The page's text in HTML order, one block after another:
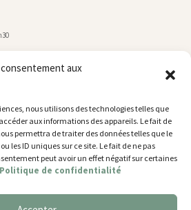
aux
nous utilisons des technologies telles que
aux informations des appareils. Le fait de
permettra de traiter des données telles que le
les ID uniques sur ce site. Le fait de ne pas
peut avoir un effet négatif sur certaines
Politique de confidentialité